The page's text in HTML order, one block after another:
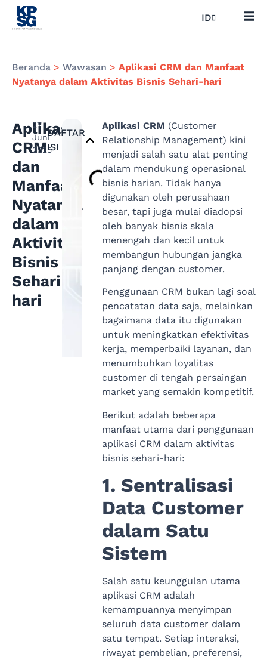
ID
Beranda > Wawasan > Aplikasi CRM dan Manfaat
Nyatanya dalam Aktivitas Bisnis Sehari-hari
Aplikasi
CRM
dan
Manfaat
Nyatanya
dalam
Aktivitas
Bisnis
Sehari-
hari
27
Juni
2025
DAFTAR
ISI
Aplikasi CRM (Customer
Relationship Management) kini
menjadi salah satu alat penting
dalam mendukung operasional
bisnis harian. Tidak hanya
digunakan oleh perusahaan
besar, tapi juga mulai diadopsi
oleh banyak bisnis skala
menengah dan kecil untuk
membangun hubungan jangka
panjang dengan customer.
Penggunaan CRM bukan lagi soal
pencatatan data saja, melainkan
bagaimana data itu digunakan
untuk meningkatkan efektivitas
kerja, memperbaiki layanan, dan
menumbuhkan loyalitas
customer di tengah persaingan
market yang semakin kompetitif.
Berikut adalah beberapa
manfaat utama dari penggunaan
aplikasi CRM dalam aktivitas
bisnis sehari-hari:
1. Sentralisasi
Data Customer
dalam Satu
Sistem
Salah satu keunggulan utama
aplikasi CRM adalah
kemampuannya menyimpan
seluruh data customer dalam
satu tempat. Setiap interaksi,
riwayat pembelian, preferensi,